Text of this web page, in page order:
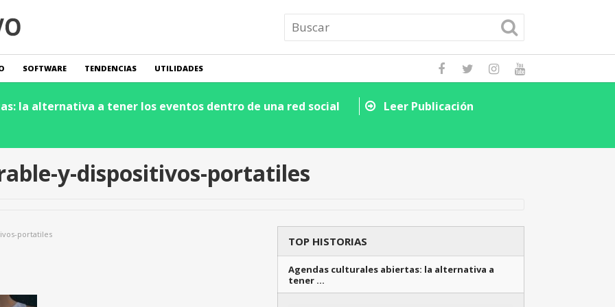
SOFTWARE TENDENCIAS UTILIDADES
la alternativa a tener los eventos dentro de una red social Leer Publicación
y-dispositivos-portatiles
portatiles
TOP HISTORIAS
Agendas culturales abiertas: la alternativa a
tener …